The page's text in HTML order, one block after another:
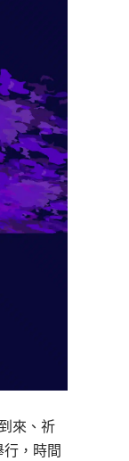
來、祈
，時間